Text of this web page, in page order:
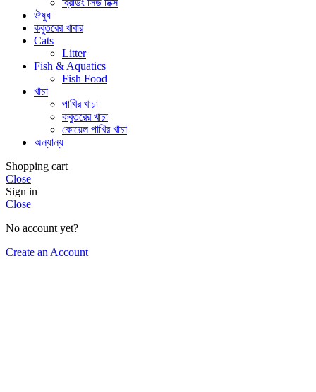
ব্রিডিং সিড মিক্স
ঔষুধ
কবুতরের খাবার
Cats
Litter
Fish & Aquatics
Fish Food
খাচা
পাখির খাচা
কবুতরের খাচা
কোয়েল পাখির খাচা
অন্যান্য
Shopping cart
Close
Sign in
Close
No account yet?
Create an Account